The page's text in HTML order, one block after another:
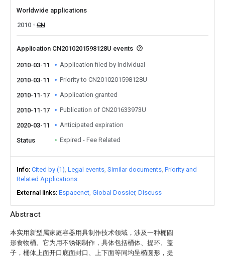
Abstract
本实用新型属家庭容器用具制作技术领域，涉及一种椭圆
形食物桶。它为用不锈钢制作，具体包括桶体、提环、盖
子，桶体上面开口底面封口、上下面等同均呈椭圆形，提
Worldwide applications
2010
CN
Application CN2010201598128U events
2010-03-11 Application filed by Individual
2010-03-11 Priority to CN2010201598128U
2010-11-17 Application granted
2010-11-17 Publication of CN201633973U
2020-03-11 Anticipated expiration
Status Expired - Fee Related
Info Cited by (1) Legal events Similar documents Priority and
Related Applications
External links Espacenet Global Dossier Discuss